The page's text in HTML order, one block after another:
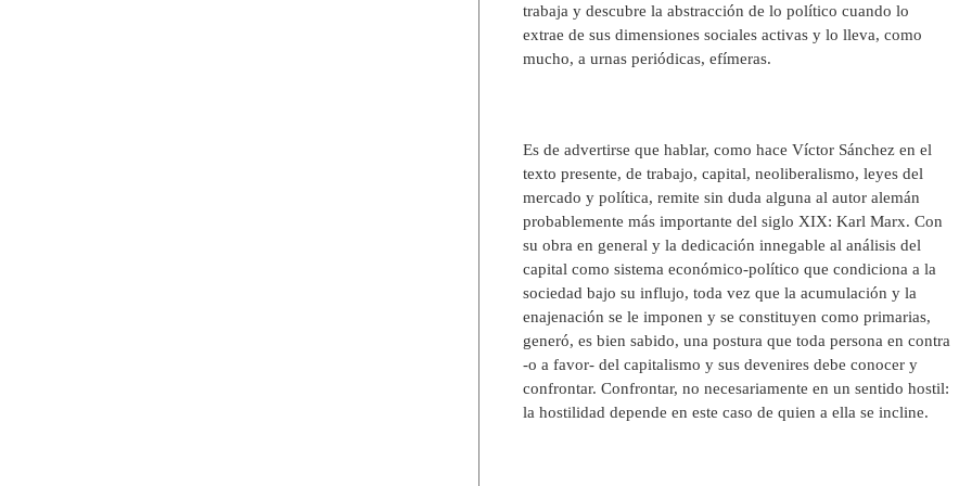
trabaja y descubre la abstracción de lo político cuando lo
extrae de sus dimensiones sociales activas y lo lleva, como
mucho, a urnas periódicas, efímeras.
Es de advertirse que hablar, como hace Víctor Sánchez en el
texto presente, de trabajo, capital, neoliberalismo, leyes del
mercado y política, remite sin duda alguna al autor alemán
probablemente más importante del siglo XIX: Karl Marx. Con
su obra en general y la dedicación innegable al análisis del
capital como sistema económico-político que condiciona a la
sociedad bajo su influjo, toda vez que la acumulación y la
enajenación se le imponen y se constituyen como primarias,
generó, es bien sabido, una postura que toda persona en contra
-o a favor- del capitalismo y sus devenires debe conocer y
confrontar. Confrontar, no necesariamente en un sentido hostil:
la hostilidad depende en este caso de quien a ella se incline.